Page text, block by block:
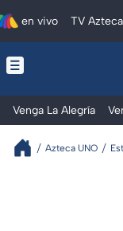
en vivo TV Azteca
Venga La Alegría
Azteca UNO